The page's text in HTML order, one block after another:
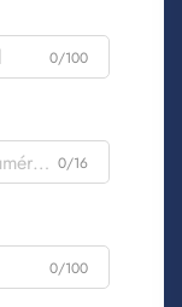
0/100
0/16
0/100